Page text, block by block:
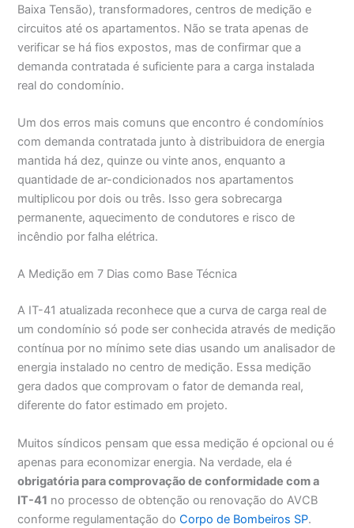
Baixa Tensão), transformadores, centros de medição e
circuitos até os apartamentos. Não se trata apenas de
verificar se há fios expostos, mas de confirmar que a
demanda contratada é suficiente para a carga instalada
real do condomínio.
Um dos erros mais comuns que encontro é condomínios
com demanda contratada junto à distribuidora de energia
mantida há dez, quinze ou vinte anos, enquanto a
quantidade de ar-condicionados nos apartamentos
multiplicou por dois ou três. Isso gera sobrecarga
permanente, aquecimento de condutores e risco de
incêndio por falha elétrica.
A Medição em 7 Dias como Base Técnica
A IT-41 atualizada reconhece que a curva de carga real de
um condomínio só pode ser conhecida através de medição
contínua por no mínimo sete dias usando um analisador de
energia instalado no centro de medição. Essa medição
gera dados que comprovam o fator de demanda real,
diferente do fator estimado em projeto.
Muitos síndicos pensam que essa medição é opcional ou é
apenas para economizar energia. Na verdade, ela é
obrigatória para comprovação de conformidade com a
IT-41 no processo de obtenção ou renovação do AVCB
conforme regulamentação doCorpo de Bombeiros SP.